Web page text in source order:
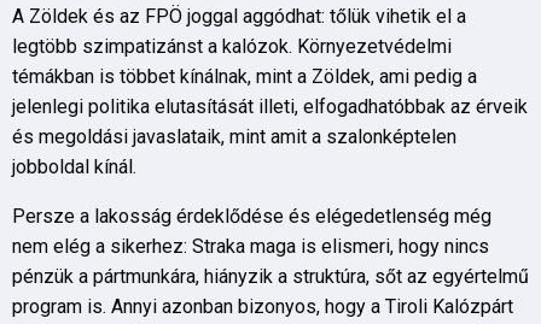
A Zöldek és az FPÖ joggal aggódhat: tőlük vihetik el a
legtöbb szimpatizánst a kalózok. Környezetvédelmi
témákban is többet kínálnak, mint a Zöldek, ami pedig a
jelenlegi politika elutasítását illeti, elfogadhatóbbak az érveik
és megoldási javaslataik, mint amit a szalonképtelen
jobboldal kínál.
Persze a lakosság érdeklődése és elégedetlenség még
nem elég a sikerhez: Straka maga is elismeri, hogy nincs
pénzük a pártmunkára, hiányzik a struktúra, sőt az egyértelmű
program is. Annyi azonban bizonyos, hogy a Tiroli Kalózpárt